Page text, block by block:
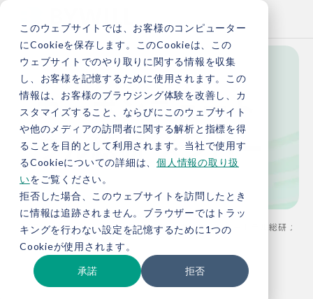
このウェブサイトでは、お客様のコンピューター
にCookieを保存します。このCookieは、この
ウェブサイトでのやり取りに関する情報を収集
し、お客様を記憶するために使用されます。この
情報は、お客様のブラウジング体験を改善し、カ
スタマイズすること、ならびにこのウェブサイト
や他のメディアの訪問者に関する解析と指標を得
ることを目的として利用されます。当社で使用す
るCookieについての詳細は、 個人情報の取り扱
いをご覧ください。
拒否した場合、このウェブサイトを訪問したとき
に情報は追跡されません。ブラウザーではトラッ
キングを行わない設定を記憶するために1つの
Cookieが使用されます。
承諾 拒否
カーボンニュート
ラル総研 メンバー
TOP カーボンニュートラル総研 カーボンニュートラル総研 メン